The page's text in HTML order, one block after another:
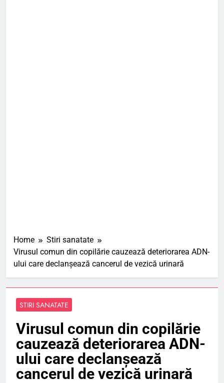
Home
Stiri sanatate
Virusul comun din copilărie cauzează deteriorarea ADN-
ului care declanșează cancerul de vezică urinară
STIRI SANATATE
Virusul comun din copilărie
cauzează deteriorarea ADN-
ului care declanșează
cancerul de vezică urinară